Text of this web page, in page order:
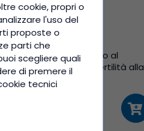
Donna Polvere
naturale, sostegno al
femminile dalla fertilità alla
cookie, propri o
l'uso del
proposte o
parti che
scegliere quali
di premere il
tecnici